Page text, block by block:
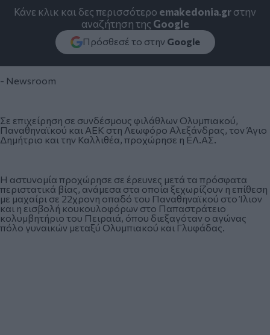
Κάνε κλικ και δες περισσότερο emakedonia.grστην
αναζήτηση της Google
Πρόσθεσέ το στην Google
- Newsroom
Σε επιχείρηση σε συνδέσμους φιλάθλων Ολυμπιακού,
Παναθηναϊκού και ΑΕΚ στη Λεωφόρο Αλεξάνδρας, τον Άγιο
Δημήτριο και την Καλλιθέα, προχώρησε η ΕΛ.ΑΣ.
Η αστυνομία προχώρησε σε έρευνες μετά τα πρόσφατα
περιστατικά βίας, ανάμεσα στα οποία ξεχωρίζουν η επίθεση
με μαχαίρι σε 22χρονη οπαδό του Παναθηναϊκού στο Ίλιον
και η εισβολή κουκουλοφόρων στο Παπαστράτειο
κολυμβητήριο του Πειραιά, όπου διεξαγόταν ο αγώνας
πόλο γυναικών μεταξύ Ολυμπιακού και Γλυφάδας.